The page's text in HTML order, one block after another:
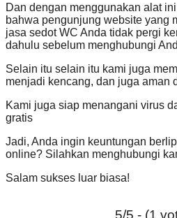
Dan dengan menggunakan alat
bahwa pengunjung website yang
jasa sedot WC Anda tidak pergi
dahulu sebelum menghubungi
Selain itu selain itu kami juga
menjadi kencang, dan juga aman
Kami juga siap menangani virus
gratis
Jadi, Anda ingin keuntungan
online? Silahkan menghubungi
Salam sukses luar biasa!
5/5 - (1